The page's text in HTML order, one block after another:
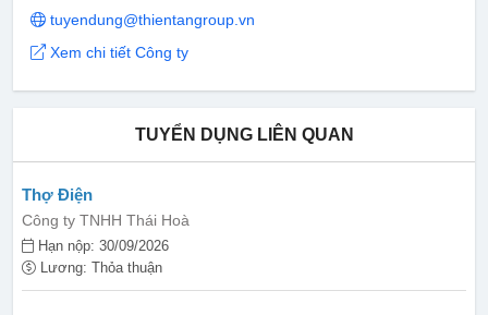
tuyendung@thientangroup.vn
Xem chi tiết Công ty
TUYỂN DỤNG LIÊN QUAN
Thợ Điện
Công ty TNHH Thái Hoà
Hạn nộp: 30/09/2026
Lương: Thỏa thuận